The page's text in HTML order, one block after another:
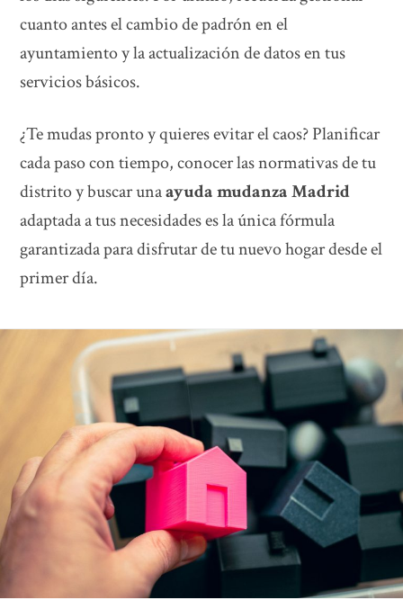
cuanto antes el cambio de padrón en el
ayuntamiento y la actualización de datos en tus
servicios básicos.
¿Te mudas pronto y quieres evitar el caos? Planificar
cada paso con tiempo, conocer las normativas de tu
distrito y buscar unaayuda mudanza Madrid
adaptada a tus necesidades es la única fórmula
garantizada para disfrutar de tu nuevo hogar desde el
primer día.